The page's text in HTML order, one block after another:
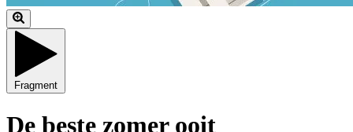
Fragment
De beste zomer ooit